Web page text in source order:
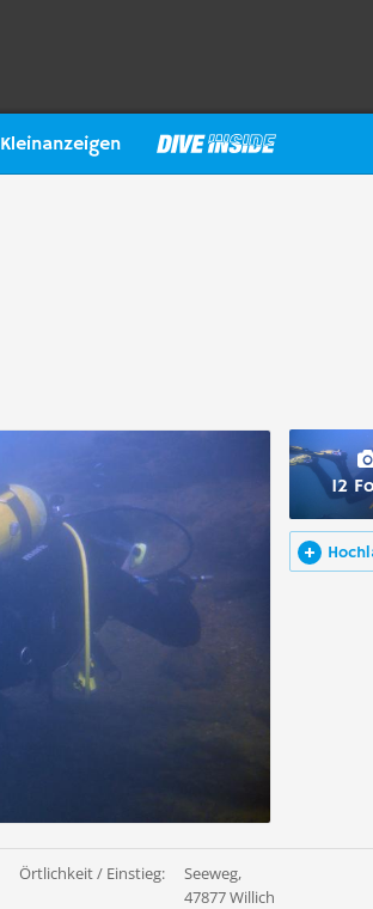
Kleinanzeigen
12
Örtlichkeit / Einstieg:
Seeweg,
47877 Willich